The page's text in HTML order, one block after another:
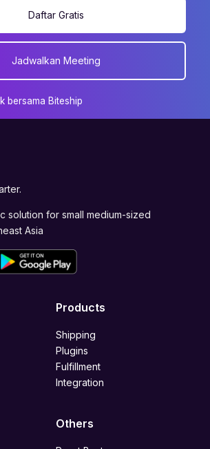
Daftar Gratis
Jadwalkan Meeting
bersama Biteship
solution for small medium-sized
Asia
Products
Shipping
Plugins
Fulfillment
Integration
Others